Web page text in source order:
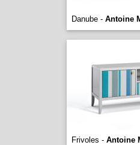
Danube - Antoine
Frivoles - Antoine